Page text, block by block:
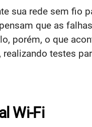
sua rede sem fio
que as
porém, o que
testes
Wi-Fi